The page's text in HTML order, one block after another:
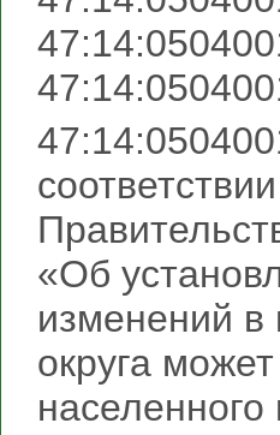
«Об
изменений в
округа
населенного